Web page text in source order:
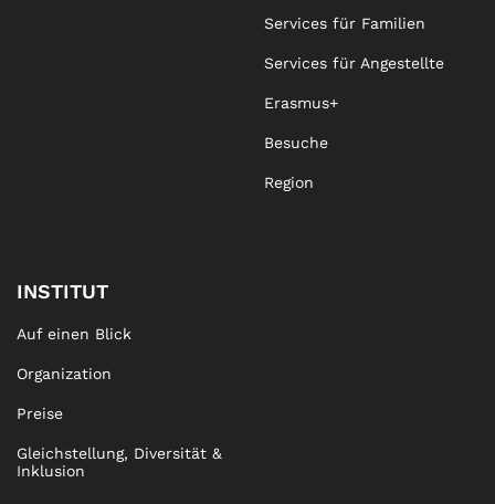
Services für Familien
Services für Angestellte
Erasmus+
Besuche
Region
INSTITUT
Auf einen Blick
Organization
Preise
Gleichstellung, Diversität &
Inklusion